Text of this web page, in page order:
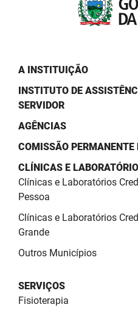
A INSTITUIÇÃO
INSTITUTO DE
SERVIDOR
AGÊNCIAS
COMISSÃO PERMANENTE
CLÍNICAS E
Clínicas e Laboratórios
Pessoa
Clínicas e Laboratórios
Grande
Outros Municípios
SERVIÇOS
Fisioterapia